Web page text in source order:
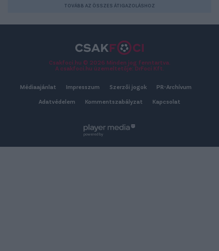
TOVÁBB AZ ÖSSZES ÁTIGAZOLÁSHOZ
Csakfoci.hu © 2026 Minden jog fenntartva.
A csakfoci.hu üzemeltetője: DrFoci Kft.
Médiaajánlat Impresszum Szerzői jogok PR-Archívum
Adatvédelem Kommentszabályzat Kapcsolat
powered by